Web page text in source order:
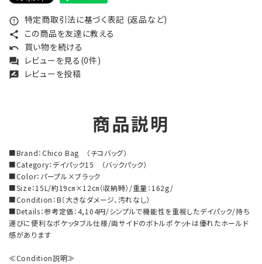
error_outline 特定商取引法に基づく表記 (返品など)
share この商品を友達に教える
undo 買い物を続ける
forum レビューを見る(0件)
rate_review レビューを投稿
商品説明
■Brand：Chico Bag （チコバッグ）
■Category：デイパック15 （バックパック）
■Color：パープル×ブラック
■Size：15L/約19㎝×12㎝（収納時）/重量：162g/
■Condition：B（大きなダメージ、汚れなし）
■Details：参考定価：4,104円/シンプルで機能性を重視したデイパック/持ち
運びに便利なポケッタブル仕様/両サイドのボトルポケットは優れたホールド
感があります
≪Condition説明≫